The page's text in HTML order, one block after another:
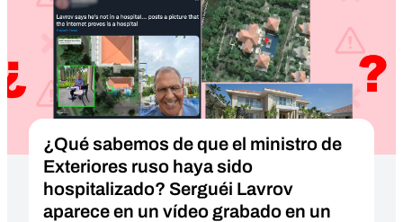
¿Qué sabemos de que el ministro de
Exteriores ruso haya sido
hospitalizado? Serguéi Lavrov
aparece en un vídeo grabado en un